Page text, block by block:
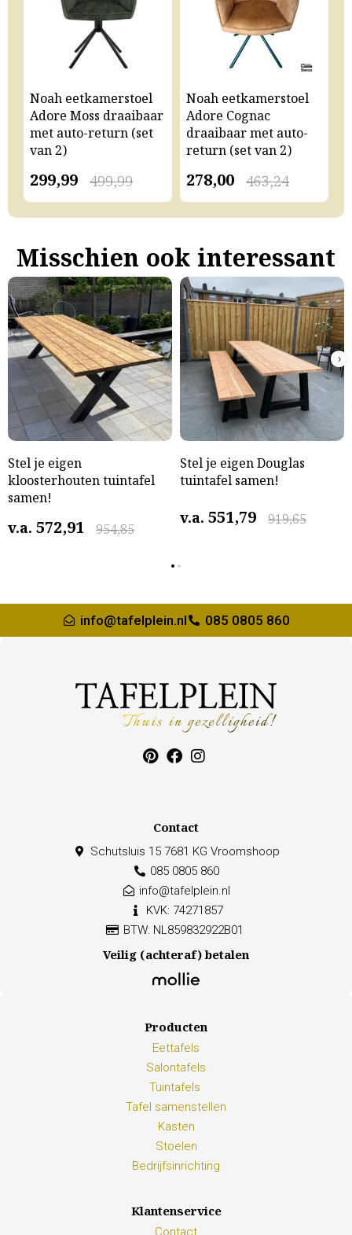
Noah eetkamerstoel
Adore Moss draaibaar
met auto-return (set
van 2)
499,99
299,99
Noah eetkamerstoel
Adore Cognac
draaibaar met auto-
return (set van 2)
463,24
278,00
Misschien ook interessant
Stel je eigen
kloosterhouten tuintafel
samen!
v.a. 954,85
572,91
Stel je eigen Douglas
tuintafel samen!
v.a. 919,65
551,79
›
info@tafelplein.nl 085 0805 860
Contact
Schutsluis 15 7681 KG Vroomshoop
085 0805 860
info@tafelplein.nl
KVK: 74271857
BTW: NL859832922B01
Veilig (achteraf) betalen
Producten
Eettafels
Salontafels
Tuintafels
Tafel samenstellen
Kasten
Stoelen
Bedrijfsinrichting
Klantenservice
Contact